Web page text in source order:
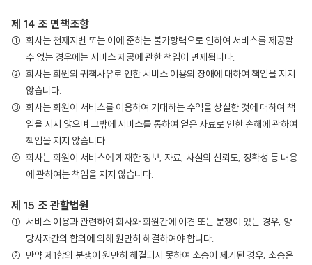
제 14 조 면책조항
회사는 천재지변 또는 이에 준하는 불가항력으로 인하여 서비스를 제공할
수 없는 경우에는 서비스 제공에 관한 책임이 면제됩니다.
회사는 회원의 귀책사유로 인한 서비스 이용의 장애에 대하여 책임을 지지
않습니다.
회사는 회원이 서비스를 이용하여 기대하는 수익을 상실한 것에 대하여 책
임을 지지 않으며 그밖에 서비스를 통하여 얻은 자료로 인한 손해에 관하여
책임을 지지 않습니다.
회사는 회원이 서비스에 게재한 정보, 자료, 사실의 신뢰도, 정확성 등 내용
에 관하여는 책임을 지지 않습니다.
제 15 조 관할법원
서비스 이용과 관련하여 회사와 회원간에 이견 또는 분쟁이 있는 경우, 양
당사자간의 합의에 의해 원만히 해결하여야 합니다.
만약 제1항의 분쟁이 원만히 해결되지 못하여 소송이 제기된 경우, 소송은